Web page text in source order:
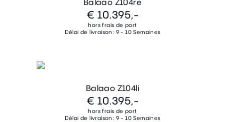
€ 10.395,-
hors frais de port
Délai de livraison: 9 - 10 Semaines
Balaao Z104li
€ 10.395,-
hors frais de port
Délai de livraison: 9 - 10 Semaines